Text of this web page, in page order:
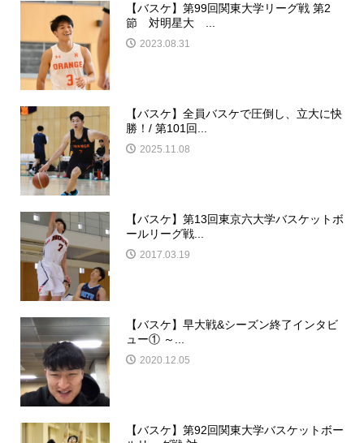
【バスケ】第99回関東大学リーグ戦 第2
節 対明星大 ...
2023.08.31
【バスケ】全員バスケで圧倒し、立大に快
勝！/ 第101回...
2025.11.08
【バスケ】第13回東京六大学バスケットボ
ールリーグ戦...
2017.03.19
【バスケ】早大戦&シーズン終了インタビ
ュー① ～...
2020.12.05
【バスケ】第92回関東大学バスケットボー